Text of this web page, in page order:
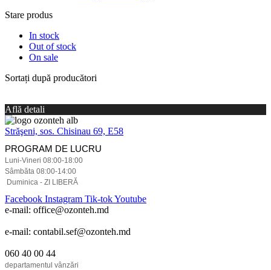
Stare produs
In stock
Out of stock
On sale
Sortați după producători
Află detali
Străşeni, sos. Chisinau 69, E58
PROGRAM DE LUCRU
Luni-Vineri 08:00-18:00
Sâmbăta 08:00-14:00
Duminica - ZI LIBERĂ
Facebook Instagram Tik-tokYoutube
e-mail: office@ozonteh.md
e-mail: contabil.sef@ozonteh.md
060 40 00 44
departamentul vânzări